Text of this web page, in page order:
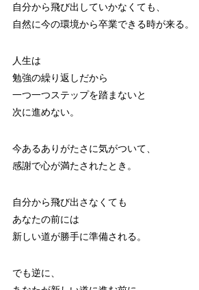
自分から飛び出していかなくても、
自然に今の環境から卒業できる時が来る。
人生は
勉強の繰り返しだから
一つ一つステップを踏まないと
次に進めない。
今あるありがたさに気がついて、
感謝で心が満たされたとき。
自分から飛び出さなくても
あなたの前には
新しい道が勝手に準備される。
でも逆に、